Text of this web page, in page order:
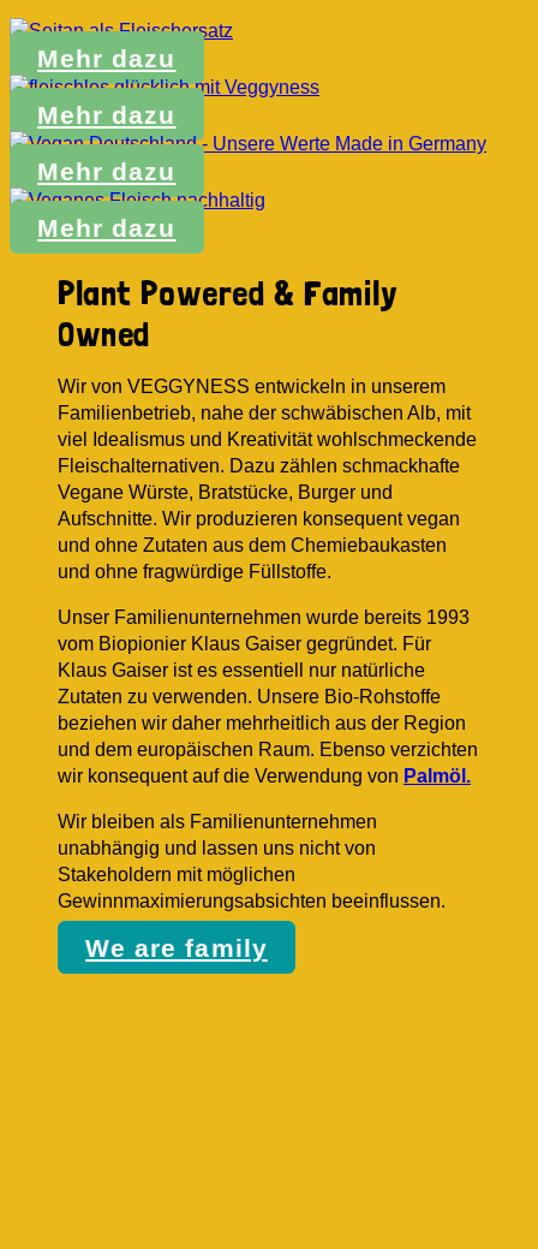
Mehr dazu
Mehr dazu
Mehr dazu
Mehr dazu
Plant Powered & Family
Owned
Wir von VEGGYNESS entwickeln in unserem
Familienbetrieb, nahe der schwäbischen Alb, mit
viel Idealismus und Kreativität wohlschmeckende
Fleischalternativen. Dazu zählen schmackhafte
Vegane Würste, Bratstücke, Burger und
Aufschnitte. Wir produzieren konsequent vegan
und ohne Zutaten aus dem Chemiebaukasten
und ohne fragwürdige Füllstoffe.
Unser Familienunternehmen wurde bereits 1993
vom Biopionier Klaus Gaiser gegründet. Für
Klaus Gaiser ist es essentiell nur natürliche
Zutaten zu verwenden. Unsere Bio-Rohstoffe
beziehen wir daher mehrheitlich aus der Region
und dem europäischen Raum. Ebenso verzichten
wir konsequent auf die Verwendung von Palmöl.
Wir bleiben als Familienunternehmen
unabhängig und lassen uns nicht von
Stakeholdern mit möglichen
Gewinnmaximierungsabsichten beeinflussen.
We are family